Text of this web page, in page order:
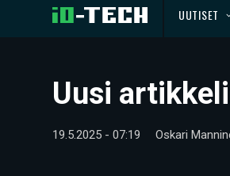
UUTISET
Uusi
19.5.2025 - 07:19 Oskari